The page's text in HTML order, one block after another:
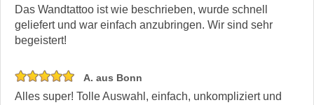
Das Wandtattoo ist wie beschrieben, wurde schnell
geliefert und war einfach anzubringen. Wir sind sehr
begeistert!
A. aus Bonn
Alles super! Tolle Auswahl, einfach, unkompliziert und